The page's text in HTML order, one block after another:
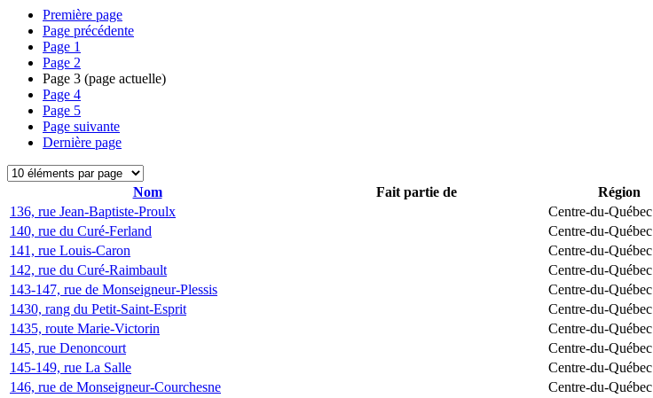
Première page
Page précédente
Page 1
Page 2
Page 3 (page actuelle)
Page 4
Page 5
Page suivante
Dernière page
Nom Fait partie de Région
136, rue Jean-Baptiste-Proulx
Centre-du-Québec
140, rue du Curé-Ferland
Centre-du-Québec
141, rue Louis-Caron
Centre-du-Québec
142, rue du Curé-Raimbault
Centre-du-Québec
143-147, rue de Monseigneur-Plessis
Centre-du-Québec
1430, rang du Petit-Saint-Esprit
Centre-du-Québec
1435, route Marie-Victorin
Centre-du-Québec
145, rue Denoncourt
Centre-du-Québec
145-149, rue La Salle
Centre-du-Québec
146, rue de Monseigneur-Courchesne
Centre-du-Québec